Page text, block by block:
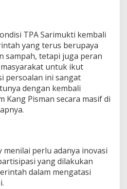
TPA Sarimukti kembali
yang terus berupaya
sampah, tetapi juga peran
untuk ikut
persoalan ini sangat
dengan kembali
Kang Pisman secara masif di
menilai perlu adanya inovasi
yang dilakukan
dalam mengatasi